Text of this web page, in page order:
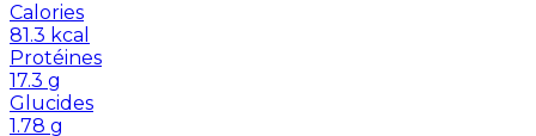
Calories
81.3 kcal
Protéines
17.3 g
Glucides
1.78 g